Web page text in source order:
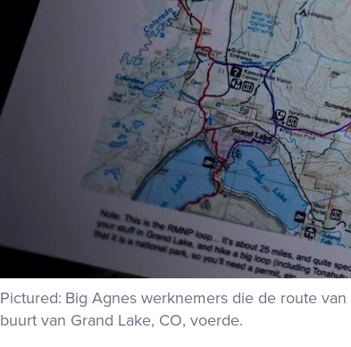
Big Agneswerknemers die de route
buurt van Grand Lake, CO, voerde.